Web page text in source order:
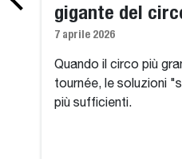
gigante del
7 aprile 2026
Quando il circo più
tournée, le soluzioni
più sufficienti.